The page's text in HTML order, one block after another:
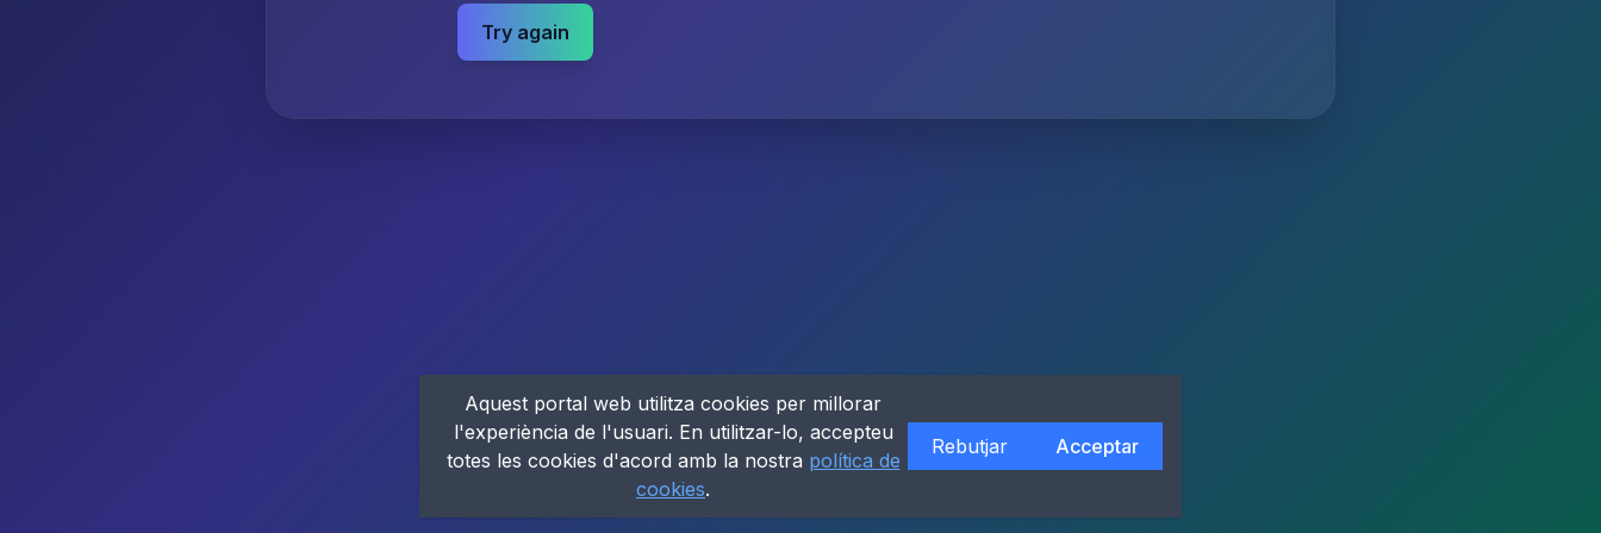
Try again
Aquest portal web utilitza cookies per millorar
l'experiència de l'usuari. En utilitzar-lo, accepteu
totes les cookies d'acord amb la nostra política de
cookies.
Rebutjar Acceptar